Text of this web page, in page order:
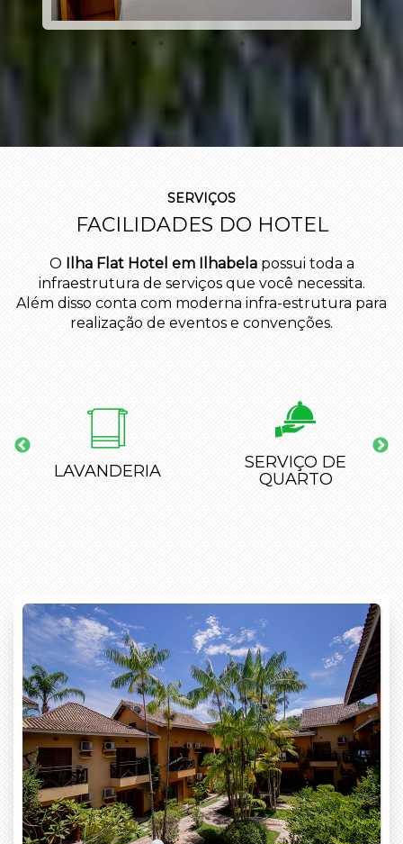
SERVIÇOS
FACILIDADES DO HOTEL
O Ilha Flat Hotel em Ilhabelapossui toda a
infraestrutura de serviços que você necessita.
Além disso conta com moderna infra-estrutura para
realização de eventos e convenções.
SERVIÇO DE
QUARTO
RECEPÇÃO 24
HORAS